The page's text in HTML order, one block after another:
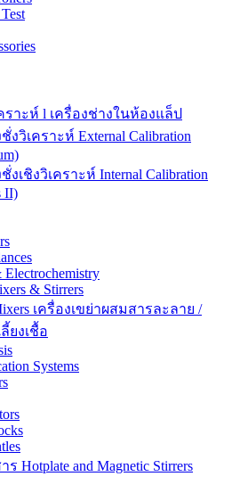
ราะห์ l เครื่องช่างในห้องแล็ป
งวิเคราะห์ External Calibration
งเชิงวิเคราะห์ Internal Calibration
II)
& Stirrers
เครื่องเขย่าผสมสารละลาย /
ยงเชื้อ
Systems
Hotplate and Magnetic Stirrers